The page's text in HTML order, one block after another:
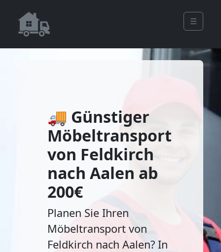
☰
🚚 Günstiger
Möbeltransport
von Feldkirch
nach Aalen ab
200€
Planen Sie Ihren
Möbeltransport von
Feldkirch nach Aalen? In